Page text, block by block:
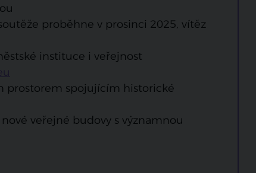
proběhne v prosinci 2025, vítěz
instituce i veřejnost
prostorem spojujícím historické
veřejné budovy s významnou